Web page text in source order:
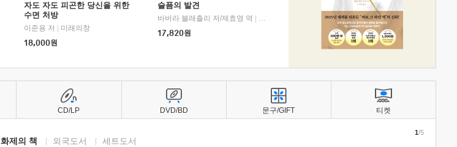
자도 자도 피곤한 당신을 위한
수면 처방
이준용 저
미래의창
18,000원
슬픔의 발견
바버라 블래츨리 저/제효영 역
디플롯
17,820원
화제의 책 외국도서 세트도서
1/5
CD/LP DVD/BD 문구/GIFT 티켓